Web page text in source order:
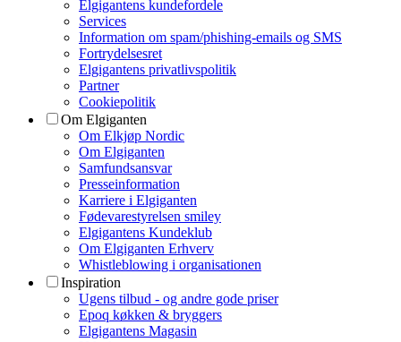
Elgigantens kundefordele
Services
Information om spam/phishing-emails og SMS
Fortrydelsesret
Elgigantens privatlivspolitik
Partner
Cookiepolitik
Om Elgiganten
Om Elkjøp Nordic
Om Elgiganten
Samfundsansvar
Presseinformation
Karriere i Elgiganten
Fødevarestyrelsen smiley
Elgigantens Kundeklub
Om Elgiganten Erhverv
Whistleblowing i organisationen
Inspiration
Ugens tilbud - og andre gode priser
Epoq køkken & bryggers
Elgigantens Magasin